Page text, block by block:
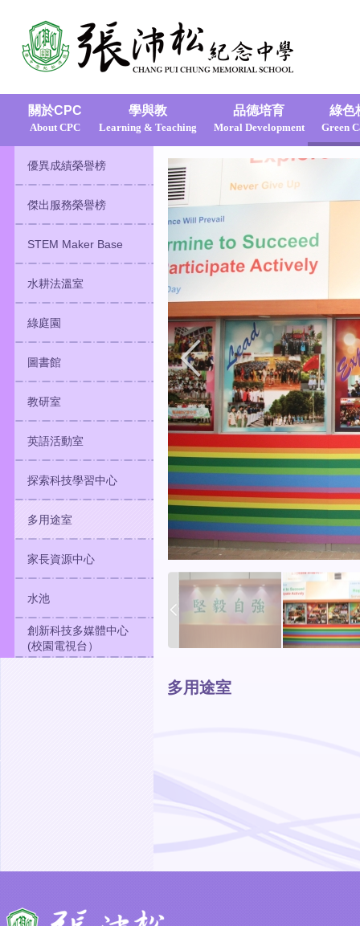
關於CPC
About CPC
學與教
Learning & Teaching
品德培育
Moral Development
綠色
Green
優異成績榮譽榜
傑出服務榮譽榜
STEM Maker Base
水耕法溫室
綠庭園
圖書館
教研室
英語活動室
探索科技學習中心
多用途室
家長資源中心
水池
創新科技多媒體中心
(校園電視台）
多用途室